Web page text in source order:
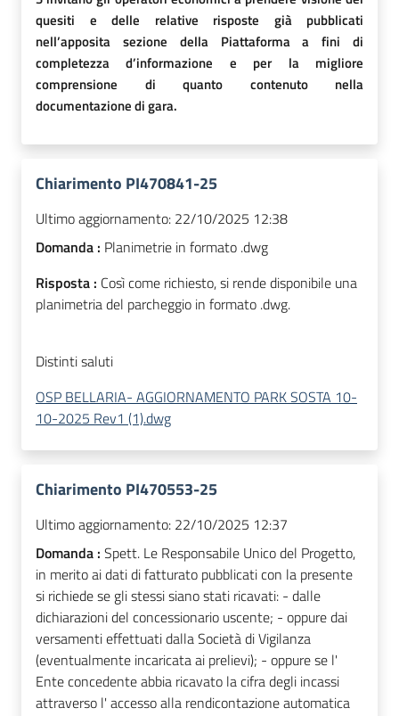
quesiti e delle relative risposte già pubblicati
nell’apposita sezione della Piattaforma a fini di
completezza d’informazione e per la migliore
comprensione di quanto contenuto nella
documentazione di gara.
Chiarimento PI470841-25
Ultimo aggiornamento: 22/10/2025 12:38
Domanda : Planimetrie in formato .dwg
Risposta : Così come richiesto, si rende disponibile una
planimetria del parcheggio in formato .dwg.
Distinti saluti
OSP BELLARIA- AGGIORNAMENTO PARK SOSTA 10-
10-2025 Rev1 (1).dwg
Chiarimento PI470553-25
Ultimo aggiornamento: 22/10/2025 12:37
Domanda : Spett. Le Responsabile Unico del Progetto,
in merito ai dati di fatturato pubblicati con la presente
si richiede se gli stessi siano stati ricavati: - dalle
dichiarazioni del concessionario uscente; - oppure dai
versamenti effettuati dalla Società di Vigilanza
(eventualmente incaricata ai prelievi); - oppure se l'
Ente concedente abbia ricavato la cifra degli incassi
attraverso l' accesso alla rendicontazione automatica